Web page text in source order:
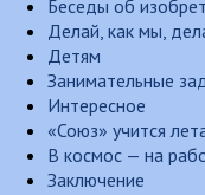
Беседы об
Делай, как мы,
Детям
Занимательные
Интересное
«Союз» учится
В космос — на
Заключение